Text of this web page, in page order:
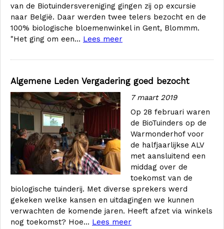
van de Biotuindersvereniging gingen zij op excursie
naar België. Daar werden twee telers bezocht en de
100% biologische bloemenwinkel in Gent, Blommm.
"Het ging om een... Lees meer
Algemene Leden Vergadering goed bezocht
7 maart 2019
Op 28 februari waren
de BioTuinders op de
Warmonderhof voor
de halfjaarlijkse ALV
met aansluitend een
middag over de
toekomst van de
biologische tuinderij. Met diverse sprekers werd
gekeken welke kansen en uitdagingen we kunnen
verwachten de komende jaren. Heeft afzet via winkels
nog toekomst? Hoe... Lees meer